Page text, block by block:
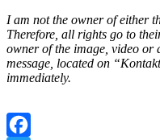
I am not the owner of either
Therefore, all rights go to
owner of the image, video or
message, located on
immediately.